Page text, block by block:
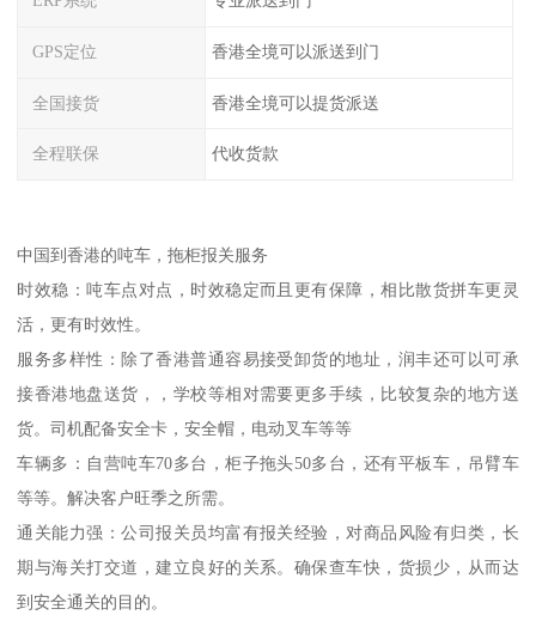
GPS定位 香港全境可以派送到门
全国接货 香港全境可以提货派送
全程联保 代收货款
中国到香港的吨车，拖柜报关服务
时效稳：吨车点对点，时效稳定而且更有保障，相比散货拼车更灵
活，更有时效性。
服务多样性：除了香港普通容易接受卸货的地址，润丰还可以可承
接香港地盘送货，，学校等相对需要更多手续，比较复杂的地方送
货。司机配备安全卡，安全帽，电动叉车等等
车辆多：自营吨车70多台，柜子拖头50多台，还有平板车，吊臂车
等等。解决客户旺季之所需。
通关能力强：公司报关员均富有报关经验，对商品风险有归类，长
期与海关打交道，建立良好的关系。确保查车快，货损少，从而达
到安全通关的目的。